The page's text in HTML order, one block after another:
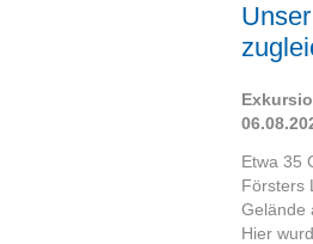
Etwa 35
Försters
Gelände
Hier